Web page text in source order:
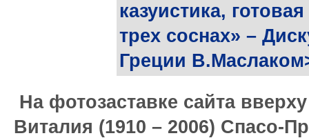
казуистика,
трех соснах» –
Греции
На фотозаставке сайта
Виталия (1910 – 2006) Спасо-